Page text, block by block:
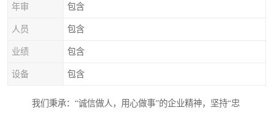
年审 包含
人员 包含
业绩 包含
设备 包含
我们秉承：“诚信做人，用心做事”的企业精神，坚持“忠